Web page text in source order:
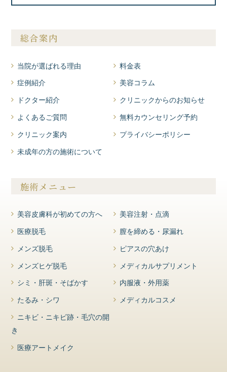
総合案内
当院が選ばれる理由
症例紹介
ドクター紹介
よくあるご質問
クリニック案内
未成年の方の施術について
料金表
美容コラム
クリニックからのお知らせ
無料カウンセリング予約
プライバシーポリシー
施術メニュー
美容皮膚科が初めての方へ
医療脱毛
メンズ脱毛
メンズヒゲ脱毛
シミ・肝斑・そばかす
たるみ・シワ
ニキビ・ニキビ跡・毛穴の開
き
医療アートメイク
美容注射・点滴
膣を締める・尿漏れ
ピアスの穴あけ
メディカルサプリメント
内服液・外用薬
メディカルコスメ